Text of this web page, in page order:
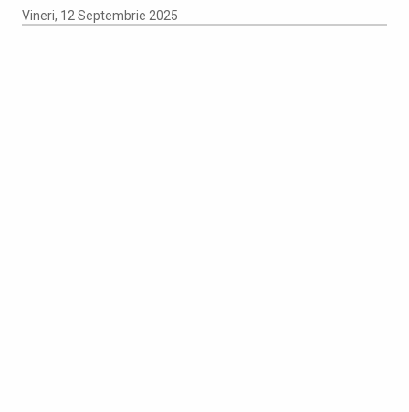
Vineri, 12 Septembrie 2025